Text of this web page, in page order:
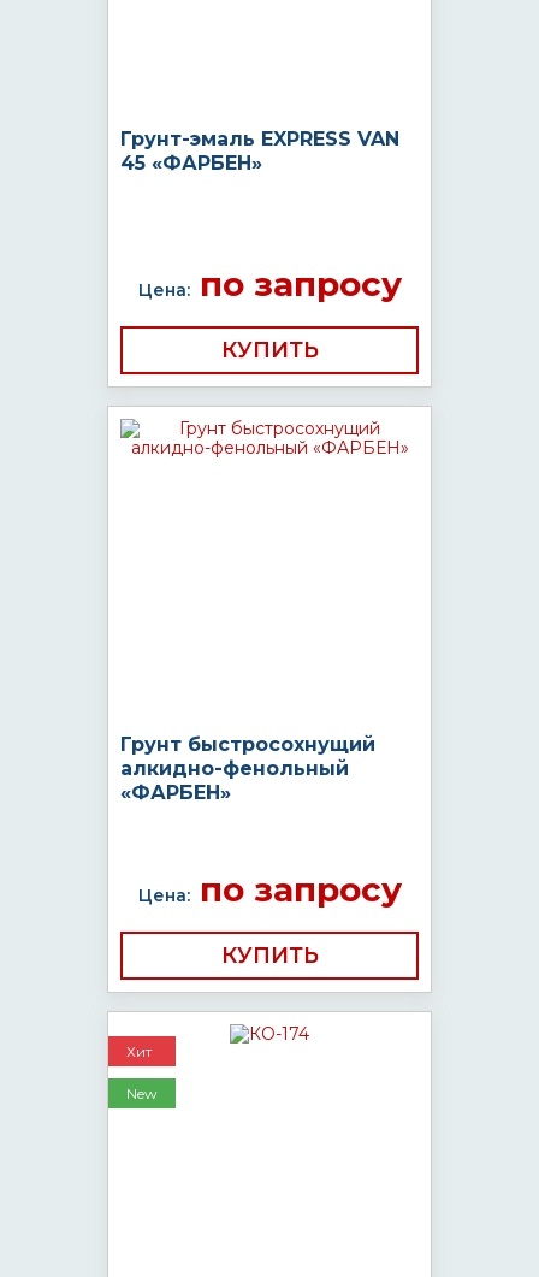
Грунт-эмаль EXPRESS VAN
45 «ФАРБЕН»
Цена:по запросу
КУПИТЬ
Грунт быстросохнущий
алкидно-фенольный
«ФАРБЕН»
Цена:по запросу
КУПИТЬ
Хит
New